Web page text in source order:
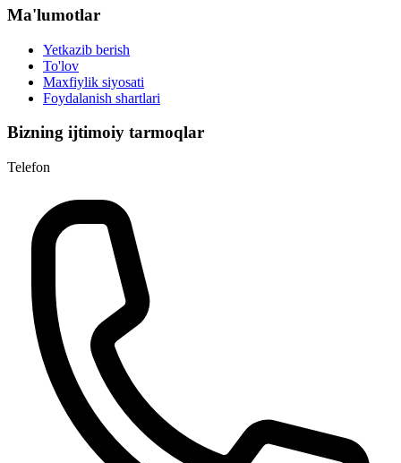
Ma'lumotlar
Yetkazib berish
To'lov
Maxfiylik siyosati
Foydalanish shartlari
Bizning ijtimoiy tarmoqlar
Telefon